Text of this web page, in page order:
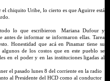
el chiquito Uribe, lo cierto es que Aguirre está
lo que escribieron Mariana Dufour y
antes de informar se informaron ellas. Tarea
Honestidad que acá en Pinamar tiene su
de los costos que en este pueblo se
en el poder y en las instituciones ligadas al
el pasado lunes 8 del corriente en la radio
al Presidente del HCD como al conductor